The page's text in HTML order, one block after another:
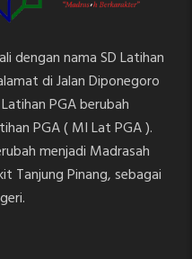
dengan nama SD Latihan
di Jalan Diponegoro
PGA berubah
PGA ( MI Lat PGA ).
menjadi Madrasah
Tanjung Pinang, sebagai